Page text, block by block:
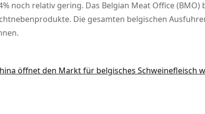
noch relativ gering. Das Belgian Meat Office
Die gesamten belgischen
öffnet den Markt für belgisches Schweinefleisch